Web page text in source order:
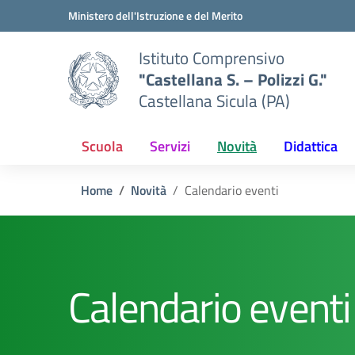
Vai ai contenuti
Vai al menu di navigazioneMinistero dell'Istruzione e del Merito
Istituto Comprensivo
"Castellana S. – Polizzi G."
Castellana Sicula (PA)
Scuola Servizi Novità Didattica
Home Novità Calendario eventi
Calendario eventi